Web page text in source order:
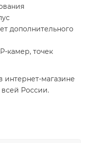
дополнительного
камер, точек
интернет-магазине
России.